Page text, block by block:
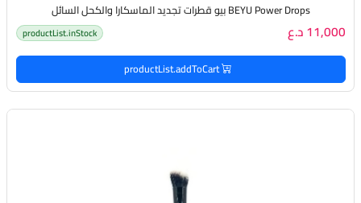
BEYU Power Drops بيو قطرات تجديد الماسكارا والكحل السائل
11,000 د.ع productList.inStock
productList.addToCart